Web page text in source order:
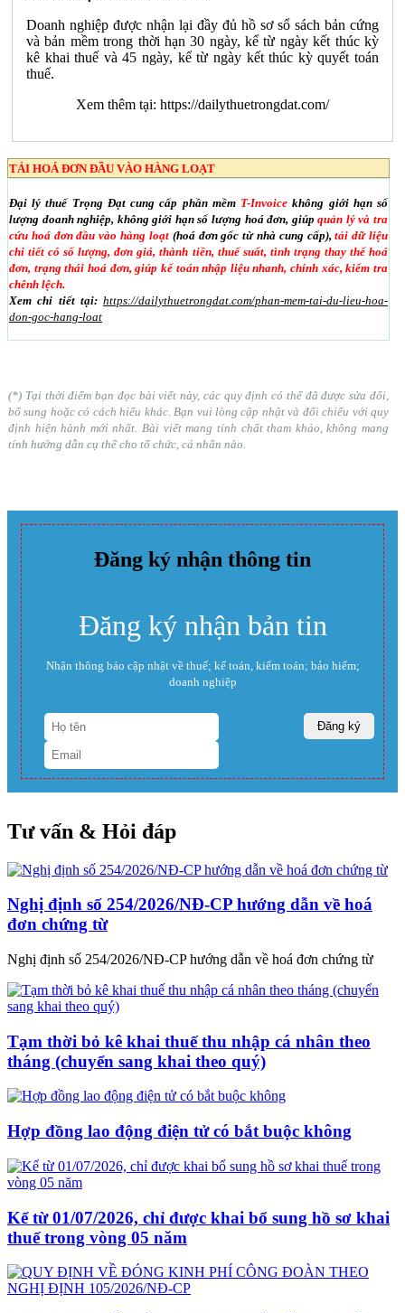
Doanh nghiệp được nhận lại đầy đủ hồ sơ sổ sách bản cứng
và bản mềm trong thời hạn 30 ngày, kể từ ngày kết thúc kỳ
kê khai thuế và 45 ngày, kể từ ngày kết thúc kỳ quyết toán
thuế.
Xem thêm tại: https://dailythuetrongdat.com/
TẢI HOÁ ĐƠN ĐẦU VÀO HÀNG LOẠT
Đại lý thuế Trọng Đạt cung cấp phần mềm T-Invoice không giới hạn số
lượng doanh nghiệp, không giới hạn số lượng hoá đơn, giúpquản lý và tra
cứu hoá đơn đầu vào hàng loạt(hoá đơn gốc từ nhà cung cấp),tải dữ liệu
chi tiết có số lượng, đơn giá, thành tiền, thuế suất, tình trạng thay thế hoá
đơn, trạng thái hoá đơn, giúp kế toán nhập liệu nhanh, chính xác, kiểm tra
chênh lệch.
Xem chi tiết tại: https://dailythuetrongdat.com/phan-mem-tai-du-lieu-hoa-
don-goc-hang-loat
(*) Tại thời điểm bạn đọc bài viết này, các quy định có thể đã được sửa đổi,
bổ sung hoặc có cách hiểu khác. Bạn vui lòng cập nhật và đối chiếu với quy
định hiện hành mới nhất. Bài viết mang tính chất tham khảo, không mang
tính hướng dẫn cụ thể cho tổ chức, cá nhân nào.
Đăng ký nhận thông tin
Đăng ký nhận bản tin
Nhận thông báo cập nhật về thuế; kế toán, kiểm toán; bảo hiểm;
doanh nghiệp
Tư vấn & Hỏi đáp
Nghị định số 254/2026/NĐ-CP hướng dẫn về hoá
đơn chứng từ
Nghị định số 254/2026/NĐ-CP hướng dẫn về hoá đơn chứng từ
Tạm thời bỏ kê khai thuế thu nhập cá nhân theo
tháng (chuyển sang khai theo quý)
Hợp đồng lao động điện tử có bắt buộc không
Kể từ 01/07/2026, chỉ được khai bổ sung hồ sơ khai
thuế trong vòng 05 năm